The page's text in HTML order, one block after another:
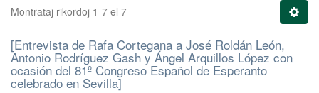
Montrataj rikordoj 1-7 el 7
[Entrevista de Rafa Cortegana a José Roldán León,
Antonio Rodríguez Gash y Ángel Arquillos López con
ocasión del 81º Congreso Español de Esperanto
celebrado en Sevilla]